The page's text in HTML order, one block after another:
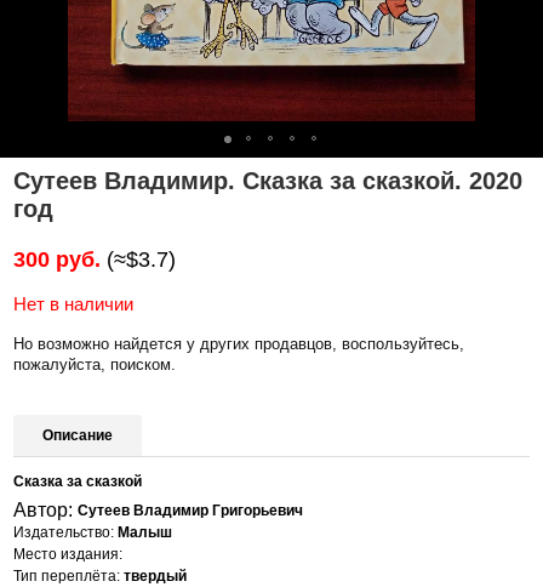
Сутеев Владимир. Сказка за сказкой. 2020
год
300 руб. (≈$3.7)
Нет в наличии
Но возможно найдется у других продавцов, воспользуйтесь,
пожалуйста, поиском.
Описание
Сказка за сказкой
Автор:Сутеев Владимир Григорьевич
Издательство: Малыш
Место издания:
Тип переплёта:твердый